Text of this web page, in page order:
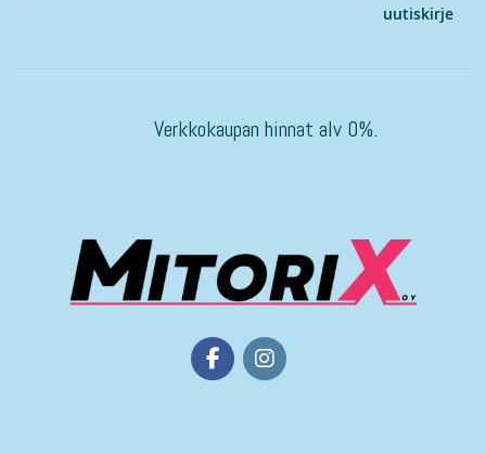
uutiskirje
Verkkokaupan hinnat alv 0%.